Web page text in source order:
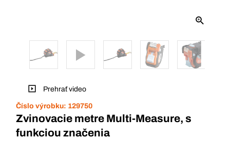
Prehrať video
Číslo výrobku: 129750
Zvinovacie metre Multi-Measure, s
funkciou značenia